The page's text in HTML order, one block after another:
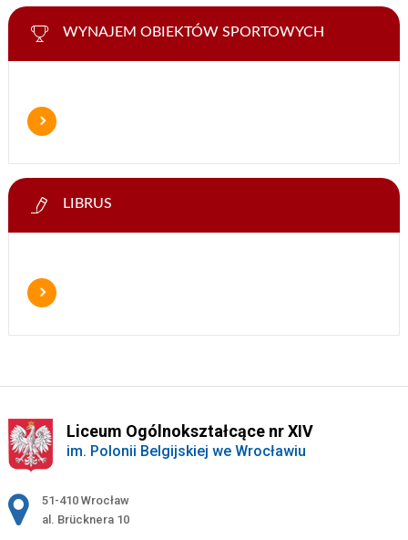
WYNAJEM OBIEKTÓW SPORTOWYCH
LIBRUS
Liceum Ogólnokształcące nr XIV
im. Polonii Belgijskiej we Wrocławiu
Adres pocztowy:
51-410 Wrocław
al. Brücknera 10